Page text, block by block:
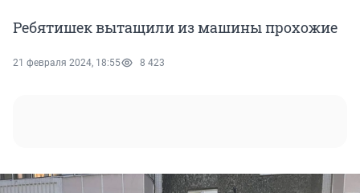
Ребятишек вытащили из машины прохожие
21 февраля 2024, 18:55 8 423